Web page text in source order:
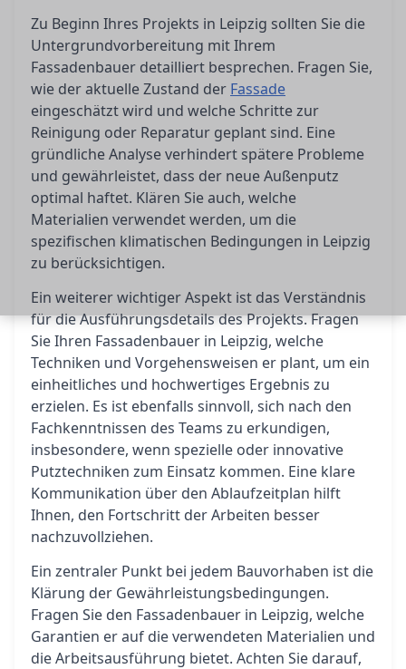
Zu Beginn Ihres Projekts in Leipzig sollten Sie die
Untergrundvorbereitung mit Ihrem
Fassadenbauer detailliert besprechen. Fragen Sie,
wie der aktuelle Zustand der Fassade
eingeschätzt wird und welche Schritte zur
Reinigung oder Reparatur geplant sind. Eine
gründliche Analyse verhindert spätere Probleme
und gewährleistet, dass der neue Außenputz
optimal haftet. Klären Sie auch, welche
Materialien verwendet werden, um die
spezifischen klimatischen Bedingungen in Leipzig
zu berücksichtigen.
Ein weiterer wichtiger Aspekt ist das Verständnis
für die Ausführungsdetails des Projekts. Fragen
Sie Ihren Fassadenbauer in Leipzig, welche
Techniken und Vorgehensweisen er plant, um ein
einheitliches und hochwertiges Ergebnis zu
erzielen. Es ist ebenfalls sinnvoll, sich nach den
Fachkenntnissen des Teams zu erkundigen,
insbesondere, wenn spezielle oder innovative
Putztechniken zum Einsatz kommen. Eine klare
Kommunikation über den Ablaufzeitplan hilft
Ihnen, den Fortschritt der Arbeiten besser
nachzuvollziehen.
Ein zentraler Punkt bei jedem Bauvorhaben ist die
Klärung der Gewährleistungsbedingungen.
Fragen Sie den Fassadenbauer in Leipzig, welche
Garantien er auf die verwendeten Materialien und
die Arbeitsausführung bietet. Achten Sie darauf,